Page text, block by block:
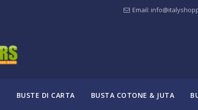
Email:
BUSTE DI CARTA BUSTA COTONE & JUTA